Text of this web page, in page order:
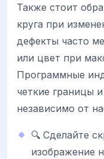
Также стоит
круга при
дефекты часто
или цвет при
Программные
четкие границы
независимо от
🔍 Сделайте
изображение